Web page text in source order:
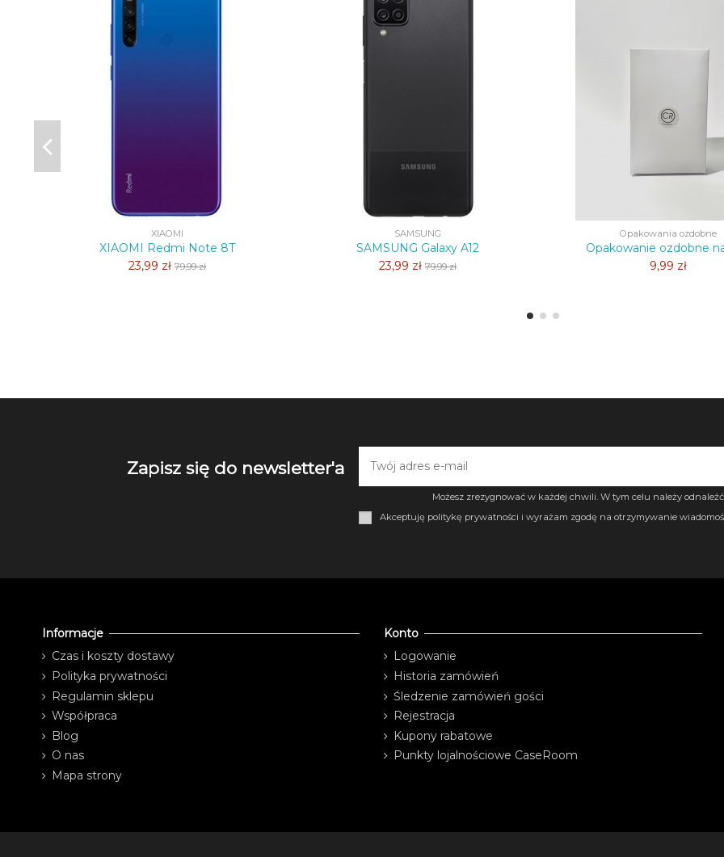
XIAOMI
XIAOMI Redmi Note 8T
23,99 zł 79,99 zł
SAMSUNG
SAMSUNG Galaxy A12
23,99 zł 79,99 zł
Opakowania ozdobne
Opakowanie ozdobne
9,99 zł
Zapisz się do newsletter'a
Możesz zrezygnować w każdej chwili. W tym celu należy
Akceptuję politykę prywatności i wyrażam zgodę na otrzymywanie
Informacje
Czas i koszty dostawy
Polityka prywatności
Regulamin sklepu
Współpraca
Blog
O nas
Mapa strony
Konto
Logowanie
Historia zamówień
Śledzenie zamówień gości
Rejestracja
Kupony rabatowe
Punkty lojalnościowe CaseRoom